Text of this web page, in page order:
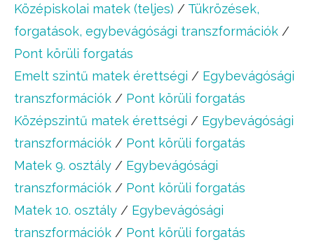
Középiskolai matek (teljes) / Tükrözések,
forgatások, egybevágósági transzformációk /
Pont körüli forgatás
Emelt szintű matek érettségi / Egybevágósági
transzformációk / Pont körüli forgatás
Középszintű matek érettségi / Egybevágósági
transzformációk / Pont körüli forgatás
Matek 9. osztály / Egybevágósági
transzformációk / Pont körüli forgatás
Matek 10. osztály / Egybevágósági
transzformációk / Pont körüli forgatás